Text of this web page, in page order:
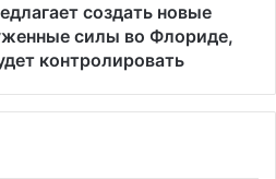
создать новые
силы во Флориде,
контролировать